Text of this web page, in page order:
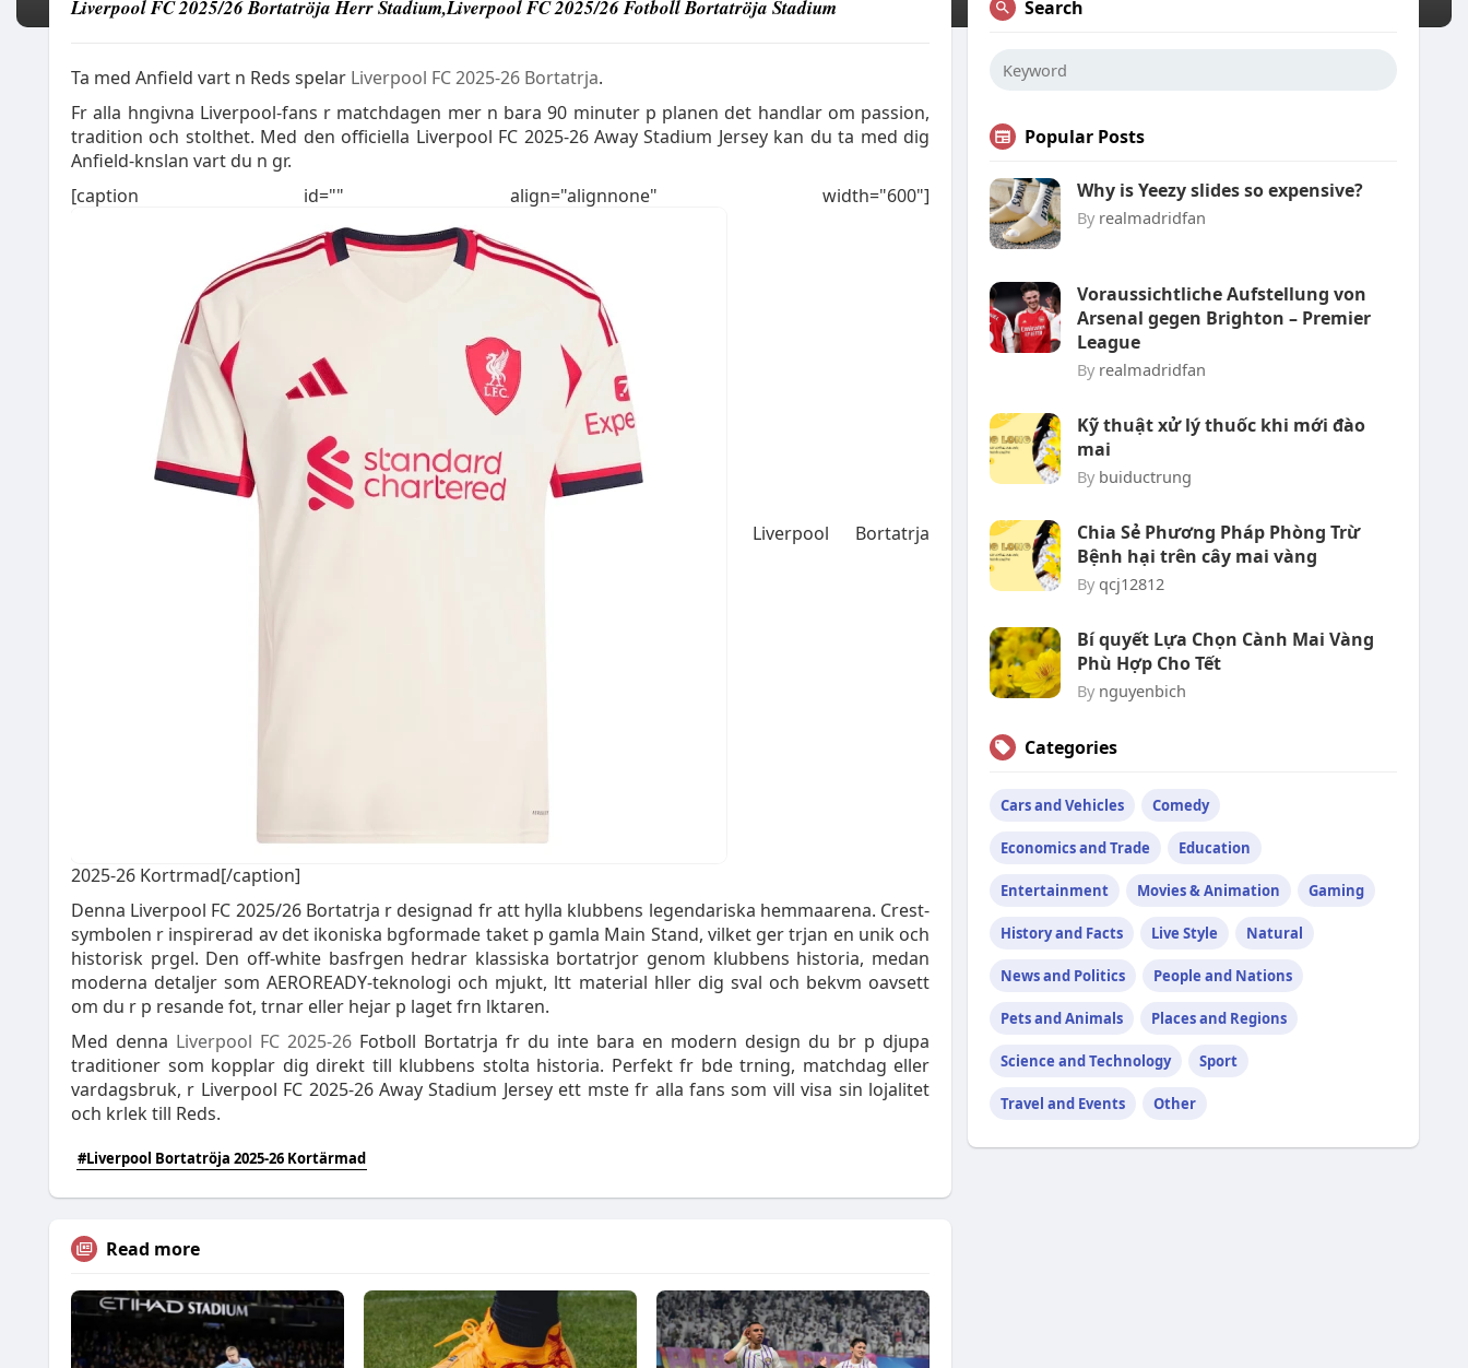
Liverpool FC 2025/26 Bortatröja Herr Stadium,Liverpool FC 2025/26 Fotboll Bortatröja Stadium
Ta med Anfield vart n Reds spelar Liverpool FC 2025-26 Bortatrja.
Fr alla hngivna Liverpool-fans r matchdagen mer n bara 90 minuter p planen det handlar om passion,
tradition och stolthet. Med den officiella Liverpool FC 2025-26 Away Stadium Jersey kan du ta med dig
Anfield-knslan vart du n gr.
[caption id="" align="alignnone" width="600"]
Liverpool Bortatrja
2025-26 Kortrmad[/caption]
Denna Liverpool FC 2025/26 Bortatrja r designad fr att hylla klubbens legendariska hemmaarena. Crest-
symbolen r inspirerad av det ikoniska bgformade taket p gamla Main Stand, vilket ger trjan en unik och
historisk prgel. Den off-white basfrgen hedrar klassiska bortatrjor genom klubbens historia, medan
moderna detaljer som AEROREADY-teknologi och mjukt, ltt material hller dig sval och bekvm oavsett
om du r p resande fot, trnar eller hejar p laget frn lktaren.
Med denna Liverpool FC 2025-26 Fotboll Bortatrja fr du inte bara en modern design du br p djupa
traditioner som kopplar dig direkt till klubbens stolta historia. Perfekt fr bde trning, matchdag eller
vardagsbruk, r Liverpool FC 2025-26 Away Stadium Jersey ett mste fr alla fans som vill visa sin lojalitet
och krlek till Reds.
#Liverpool Bortatröja 2025-26 Kortärmad
Read more
Search
Popular Posts
Why is Yeezy slides so expensive?
By realmadridfan
Voraussichtliche Aufstellung von
Arsenal gegen Brighton – Premier
League
By realmadridfan
Kỹ thuật xử lý thuốc khi mới đào
mai
By buiductrung
Chia Sẻ Phương Pháp Phòng Trừ
Bệnh hại trên cây mai vàng
By qcj12812
Bí quyết Lựa Chọn Cành Mai Vàng
Phù Hợp Cho Tết
By nguyenbich
Categories
Cars and Vehicles Comedy
Economics and Trade Education
Entertainment Movies & Animation Gaming
History and Facts Live Style Natural
News and Politics People and Nations
Pets and Animals Places and Regions
Science and Technology Sport
Travel and Events Other